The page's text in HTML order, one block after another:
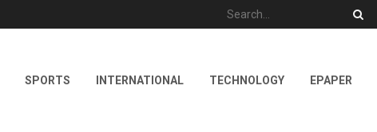
SPORTS INTERNATIONAL TECHNOLOGY EPAPER